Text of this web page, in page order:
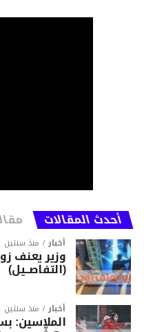
أحدث المقالات
أخبار منذ سنتين
وزير يعنف
(التفاصــيل)
أخبار منذ سنتين
الملاسين: